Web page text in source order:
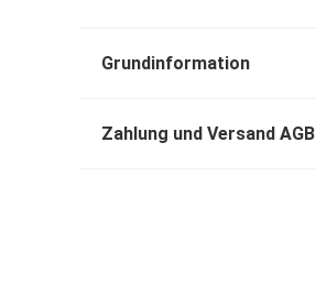
Grundinformation
Zahlung und Versand AGB